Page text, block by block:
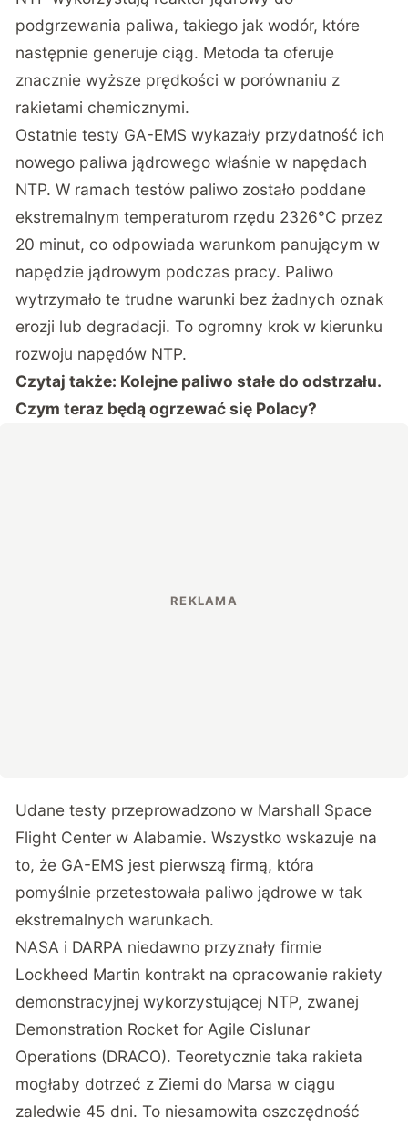
podgrzewania paliwa, takiego jak wodór, które
następnie generuje ciąg. Metoda ta oferuje
znacznie wyższe prędkości w porównaniu z
rakietami chemicznymi.
Ostatnie testy GA-EMS wykazały przydatność ich
nowego paliwa jądrowego właśnie w napędach
NTP. W ramach testów paliwo zostało poddane
ekstremalnym temperaturom rzędu 2326°C przez
20 minut, co odpowiada warunkom panującym w
napędzie jądrowym podczas pracy. Paliwo
wytrzymało te trudne warunki bez żadnych oznak
erozji lub degradacji. To ogromny krok w kierunku
rozwoju napędów NTP.
Czytaj także: Kolejne paliwo stałe do odstrzału.
Czym teraz będą ogrzewać się Polacy?
Udane testy przeprowadzono w Marshall Space
Flight Center w Alabamie. Wszystko wskazuje na
to, że GA-EMS jest pierwszą firmą, która
pomyślnie przetestowała paliwo jądrowe w tak
ekstremalnych warunkach.
NASA i DARPA niedawno przyznały firmie
Lockheed Martin kontrakt na opracowanie rakiety
demonstracyjnej wykorzystującej NTP, zwanej
Demonstration Rocket for Agile Cislunar
Operations (DRACO). Teoretycznie taka rakieta
mogłaby dotrzeć z Ziemi do Marsa w ciągu
zaledwie 45 dni. To niesamowita oszczędność